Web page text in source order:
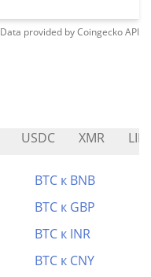
Data provided byCoingeckoAPI
USDC XMR
BTC к BNB
BTC к GBP
BTC к INR
BTC к CNY